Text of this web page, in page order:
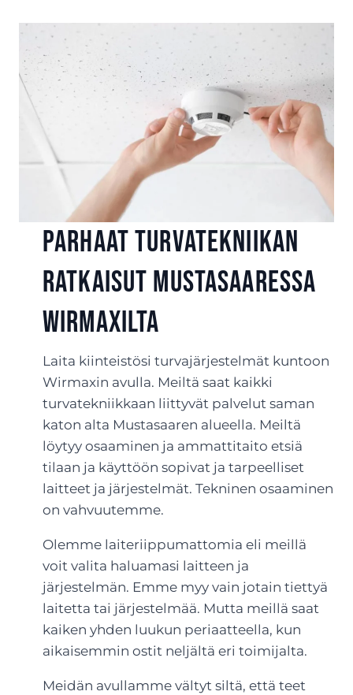
Parhaat turvatekniikan
ratkaisut Mustasaaressa
Wirmaxilta
Laita kiinteistösi turvajärjestelmät kuntoon
Wirmaxin avulla. Meiltä saat kaikki
turvatekniikkaan liittyvät palvelut saman
katon alta Mustasaaren alueella. Meiltä
löytyy osaaminen ja ammattitaito etsiä
tilaan ja käyttöön sopivat ja tarpeelliset
laitteet ja järjestelmät. Tekninen osaaminen
on vahvuutemme.
Olemme laiteriippumattomia eli meillä
voit valita haluamasi laitteen ja
järjestelmän. Emme myy vain jotain tiettyä
laitetta tai järjestelmää. Mutta meillä saat
kaiken yhden luukun periaatteella, kun
aikaisemmin ostit neljältä eri toimijalta.
Meidän avullamme vältyt siltä, että teet